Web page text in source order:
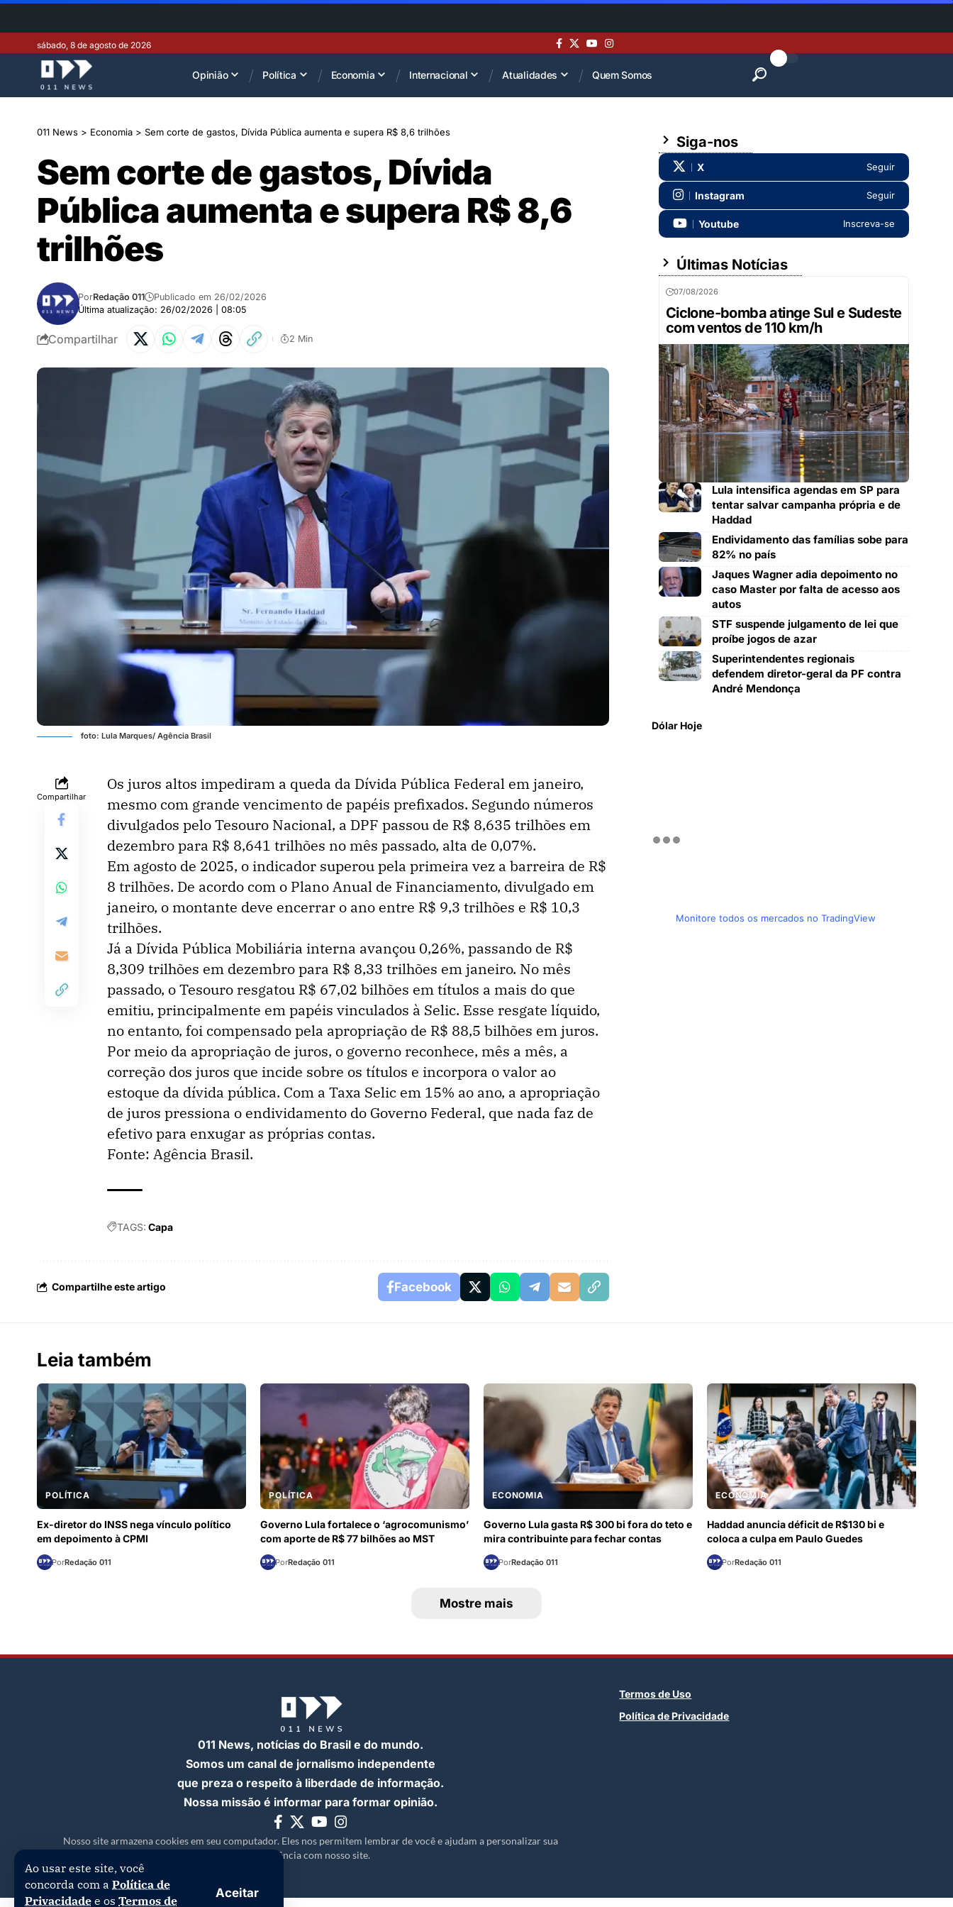
Ao usar este site, você
concorda com a Política de
Privacidade e os Termos de
Aceitar
sábado, 8 de agosto de 2026
Opinião Política Economia Internacional Atualidades Quem Somos
011 News > Economia > Sem corte de gastos, Dívida Pública aumenta e supera R$ 8,6 trilhões
Sem corte de gastos, Dívida
Pública aumenta e supera R$ 8,6
trilhões
Última atualização: 26/02/2026 | 08:05
PorRedação 011 Publicado em 26/02/2026
Compartilhar 2 Min
foto: Lula Marques/ Agência Brasil
Compartilhar
Os juros altos impediram a queda da Dívida Pública Federal em janeiro,
mesmo com grande vencimento de papéis prefixados. Segundo números
divulgados pelo Tesouro Nacional, a DPF passou de R$ 8,635 trilhões em
dezembro para R$ 8,641 trilhões no mês passado, alta de 0,07%.
Em agosto de 2025, o indicador superou pela primeira vez a barreira de R$
8 trilhões. De acordo com o Plano Anual de Financiamento, divulgado em
janeiro, o montante deve encerrar o ano entre R$ 9,3 trilhões e R$ 10,3
trilhões.
Já a Dívida Pública Mobiliária interna avançou 0,26%, passando de R$
8,309 trilhões em dezembro para R$ 8,33 trilhões em janeiro. No mês
passado, o Tesouro resgatou R$ 67,02 bilhões em títulos a mais do que
emitiu, principalmente em papéis vinculados à Selic. Esse resgate líquido,
no entanto, foi compensado pela apropriação de R$ 88,5 bilhões em juros.
Por meio da apropriação de juros, o governo reconhece, mês a mês, a
correção dos juros que incide sobre os títulos e incorpora o valor ao
estoque da dívida pública. Com a Taxa Selic em 15% ao ano, a apropriação
de juros pressiona o endividamento do Governo Federal, que nada faz de
efetivo para enxugar as próprias contas.
Fonte: Agência Brasil.
TAGS: Capa
Compartilhe este artigo Facebook
Siga-nos
X Seguir
Instagram Seguir
Youtube Inscreva-se
Últimas Notícias
07/08/2026
Ciclone-bomba atinge Sul e Sudeste
com ventos de 110 km/h
Lula intensifica agendas em SP para
tentar salvar campanha própria e de
Haddad
Endividamento das famílias sobe para
82% no país
Jaques Wagner adia depoimento no
caso Master por falta de acesso aos
autos
STF suspende julgamento de lei que
proíbe jogos de azar
Superintendentes regionais
defendem diretor-geral da PF contra
André Mendonça
Dólar Hoje
Monitore todos os mercados no TradingView
Leia também
POLÍTICA
Ex-diretor do INSS nega vínculo político
em depoimento à CPMI
PorRedação 011
POLÍTICA
Governo Lula fortalece o ‘agrocomunismo’
com aporte de R$ 77 bilhões ao MST
PorRedação 011
ECONOMIA
Governo Lula gasta R$ 300 bi fora do teto e
mira contribuinte para fechar contas
PorRedação 011
ECONOMIA
Haddad anuncia déficit de R$130 bi e
coloca a culpa em Paulo Guedes
PorRedação 011
Mostre mais
011 News, notícias do Brasil e do mundo.
Somos um canal de jornalismo independente
que preza o respeito à liberdade de informação.
Nossa missão é informar para formar opinião.
Nosso site armazena cookies em seu computador. Eles nos permitem lembrar de você e ajudam a personalizar sua
experiência com nosso site.
Termos de Uso
Política de Privacidade